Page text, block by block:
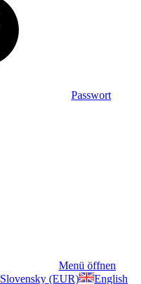
Passwort
Menü öffnen
Slovensky (EUR)
English